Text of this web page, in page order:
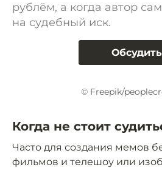
рублём, а когда автор
на судебный иск.
Обсудить
© Freepik/
Когда не стоит
Часто для создания мемов
фильмов и телешоу или